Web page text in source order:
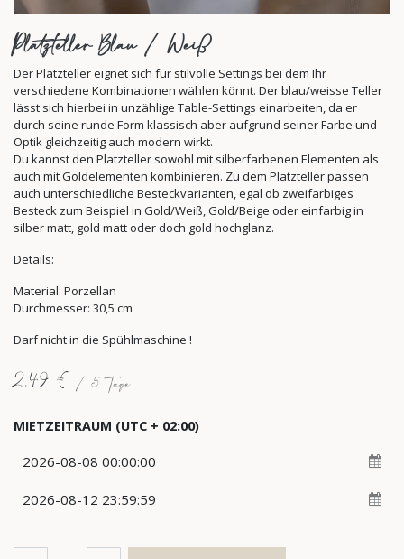
Platzteller Blau / Weiß
Der Platzteller eignet sich für stilvolle Settings bei dem Ihr
verschiedene Kombinationen wählen könnt. Der blau/weisse Teller
lässt sich hierbei in unzählige Table-Settings einarbeiten, da er
durch seine runde Form klassisch aber aufgrund seiner Farbe und
Optik gleichzeitig auch modern wirkt.
Du kannst den Platzteller sowohl mit silberfarbenen Elementen als
auch mit Goldelementen kombinieren. Zu dem Platzteller passen
auch unterschiedliche Besteckvarianten, egal ob zweifarbiges
Besteck zum Beispiel in Gold/Weiß, Gold/Beige oder einfarbig in
silber matt, gold matt oder doch gold hochglanz.
Details:
Material: Porzellan
Durchmesser: 30,5 cm
Darf nicht in die Spühlmaschine !
2,49 € / 5 Tage
MIETZEITRAUM (UTC + 02:00)